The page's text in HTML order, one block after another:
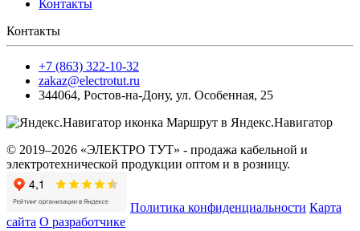
Контакты
Контакты
+7 (863) 322-10-32
zakaz@electrotut.ru
344064, Ростов-на-Дону, ул. Особенная, 25
Маршрут в Яндекс.Навигатор
© 2019–2026 «ЭЛЕКТРО ТУТ» - продажа кабельной и
электротехнической продукции оптом и в розницу.
Политика конфиденциальности Карта
сайта О разработчике